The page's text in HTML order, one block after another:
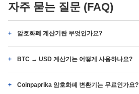
자주 묻는 질문 (FAQ)
암호화폐 계산기란 무엇인가요?
BTC → USD 계산기는 어떻게 사용하나요?
Coinpaprika 암호화폐 변환기는 무료인가요?